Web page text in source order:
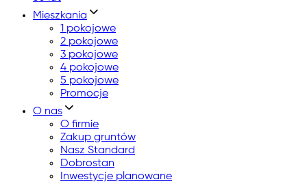
Mieszkania
1 pokojowe
2 pokojowe
3 pokojowe
4 pokojowe
5 pokojowe
Promocje
O nas
O firmie
Zakup gruntów
Nasz Standard
Dobrostan
Inwestycje planowane